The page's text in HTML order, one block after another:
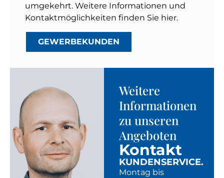
umgekehrt. Weitere Informationen und
Kontaktmöglichkeiten finden Sie hier.
GEWERBEKUNDEN
Weitere
Informationen
zu unseren
Angeboten
Kontakt
KUNDENSERVICE.
Montag bis